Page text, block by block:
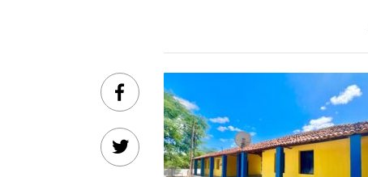
Facebook
Twitter